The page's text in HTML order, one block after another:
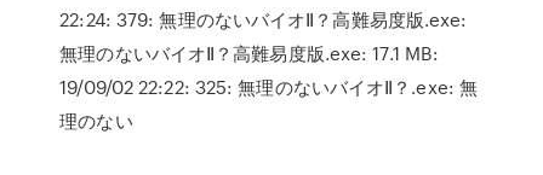
22:24: 379: 無理のないバイオⅡ？高難易度版.exe:
無理のないバイオⅡ？高難易度版.exe: 17.1 MB:
19/09/02 22:22: 325: 無理のないバイオⅡ？.exe: 無
理のない